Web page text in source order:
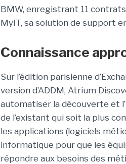
BMW, enregistrant 11
MyIT, sa solution de support
Connaissance
Sur l’édition parisienne
version d’ADDM, Atrium
automatiser la découverte et
de l’existant qui soit la plus
les applications (logiciels
informatique pour que les
répondre aux besoins des